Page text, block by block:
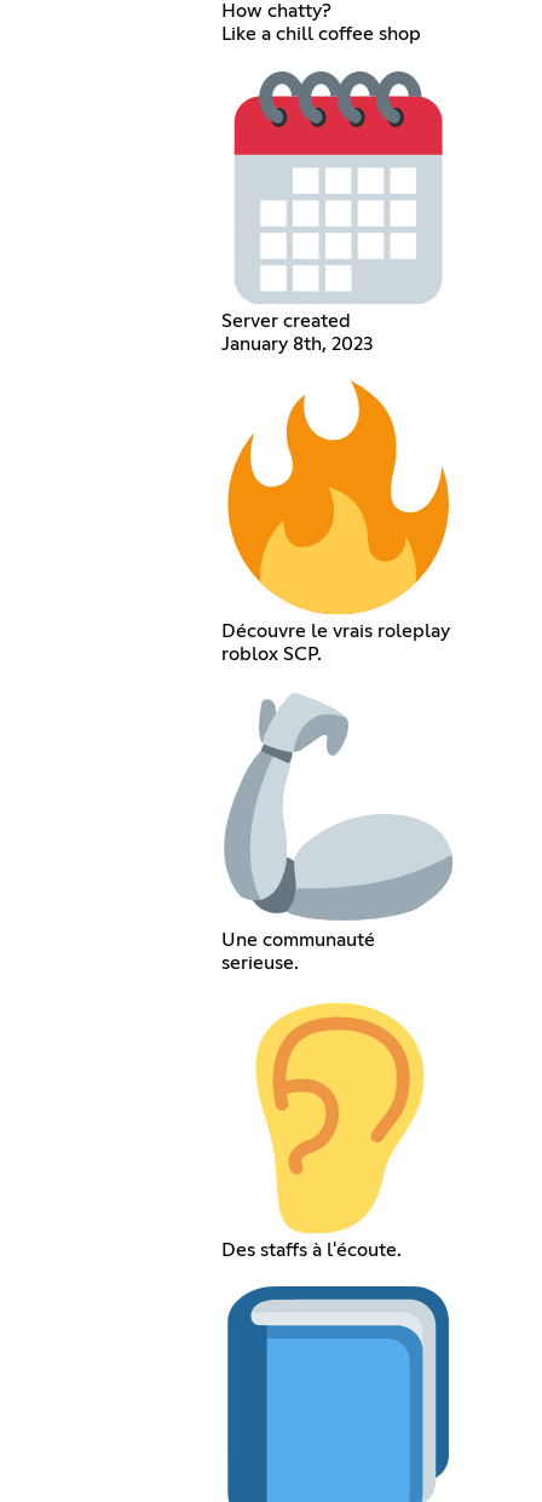
How chatty?
Like a chill coffee shop
Server created
January 8th, 2023
Découvre le vrais roleplay
roblox SCP.
Une communauté
serieuse.
Des staffs à l'écoute.